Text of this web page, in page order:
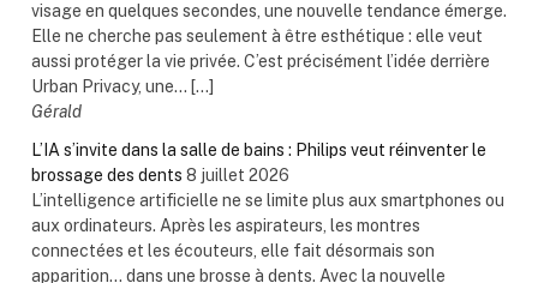
visage en quelques secondes, une nouvelle tendance émerge.
Elle ne cherche pas seulement à être esthétique : elle veut
aussi protéger la vie privée. C’est précisément l’idée derrière
Urban Privacy, une... […]
Gérald
L’IA s’invite dans la salle de bains : Philips veut réinventer le
brossage des dents 8 juillet 2026
L’intelligence artificielle ne se limite plus aux smartphones ou
aux ordinateurs. Après les aspirateurs, les montres
connectées et les écouteurs, elle fait désormais son
apparition… dans une brosse à dents. Avec la nouvelle